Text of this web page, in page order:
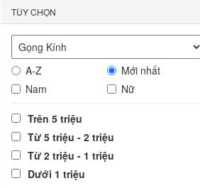
TÙY CHỌN
A-Z
Mới nhất
Nam
Nữ
Trên 5 triệu
Từ 5 triệu - 2 triệu
Từ 2 triệu - 1 triệu
Dưới 1 triệu